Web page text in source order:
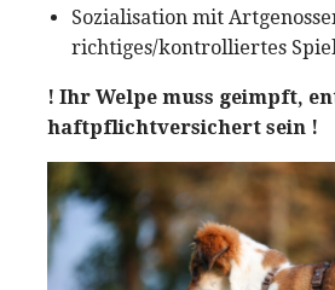
Sozialisation mit
richtiges/kontrolliertes
! Ihr Welpe muss geimpft,
haftpflichtversichert sein !